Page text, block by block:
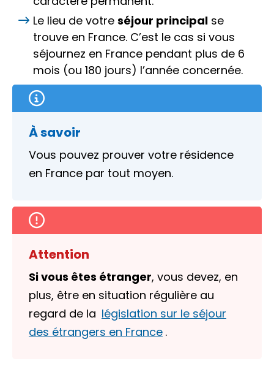
Le lieu de votre séjour principal se
trouve en France. C’est le cas si vous
séjournez en France pendant plus de 6
mois (ou 180 jours) l’année concernée.
À savoir
Vous pouvez prouver votre résidence
en France par tout moyen.
Attention
Si vous êtes étranger, vous devez, en
plus, être en situation régulière au
regard de la législation sur le séjour
des étrangers en France .